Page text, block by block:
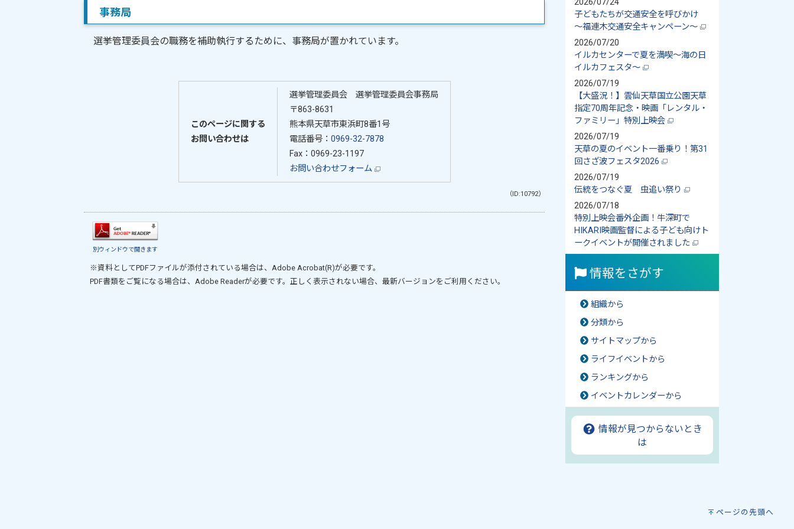
事務局
選挙管理委員会の職務を補助執行するために、事務局が置かれています。
このページに関する
お問い合わせは
選挙管理委員会 選挙管理委員会事務局
〒863-8631
熊本県天草市東浜町8番1号
電話番号： 0969-32-7878
Fax：0969-23-1197
お問い合わせフォーム
（ID:10792）
別ウィンドウで開きます
※資料としてPDFファイルが添付されている場合は、 Adobe Acrobat(R)が必要です。
PDF書類をご覧になる場合は、 Adobe Readerが必要です。正しく表示されない場合、最新バージョンをご利用ください。
2026/07/24
子どもたちが交通安全を呼びかけ
～福連木交通安全キャンペーン～
2026/07/20
イルカセンターで夏を満喫～海の日
イルカフェスタ～
2026/07/19
【大盛況！】雲仙天草国立公園天草
指定70周年記念・映画「レンタル・
ファミリー」特別上映会
2026/07/19
天草の夏のイベント一番乗り！第31
回さざ波フェスタ2026
2026/07/19
伝統をつなぐ夏 虫追い祭り
2026/07/18
特別上映会番外企画！牛深町で
HIKARI映画監督による子ども向けト
ークイベントが開催されました
情報をさがす
組織から
分類から
サイトマップから
ライフイベントから
ランキングから
イベントカレンダーから
情報が見つからないとき
は
ページの先頭へ